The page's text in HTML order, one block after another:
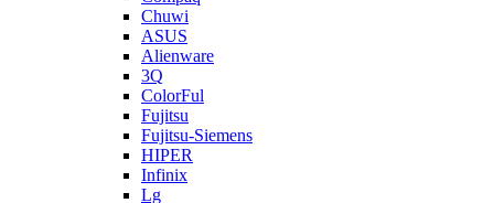
Chuwi
ASUS
Alienware
3Q
ColorFul
Fujitsu
Fujitsu-Siemens
HIPER
Infinix
Lg